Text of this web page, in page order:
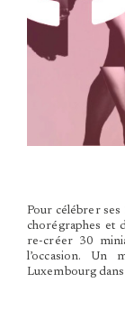
Pour célébrer ses
chorégraphes et
re-créer 30
l’occasion. Un
Luxembourg dans